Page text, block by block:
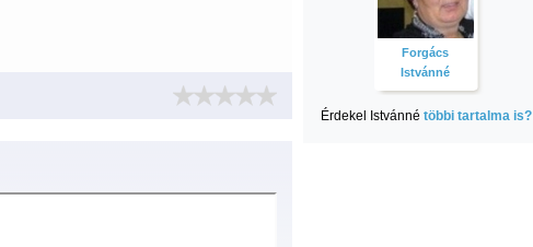
Forgács
Istvánné
Érdekel Istvánné többi tartalma is?